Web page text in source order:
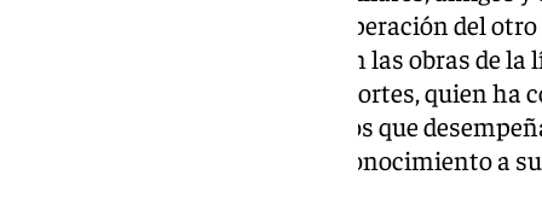
fallecido. «Deseo la pronta recuperación del
herido en el mismo accidente en las obras de
ha agregado el titular de Transportes, quien ha
expresando su «apoyo a todos los que
mejorar la vida de todos. Mi reconocimiento a